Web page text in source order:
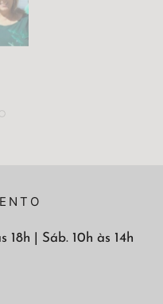
18h | Sáb. 10h às 14h